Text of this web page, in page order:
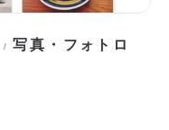
/写真・フォトロ